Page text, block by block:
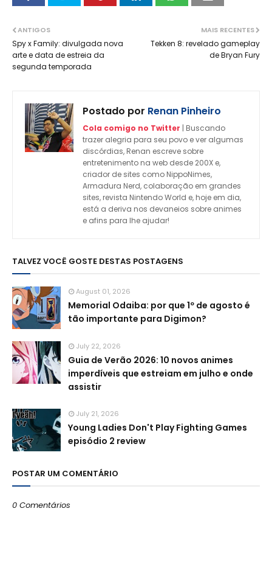
MAIS RECENTES
Tekken 8: revelado gameplay
de Bryan Fury
ANTIGOS
Spy x Family: divulgada nova
arte e data de estreia da
segunda temporada
Postado por Renan Pinheiro
Cola comigo no Twitter | Buscando
trazer alegria para seu povo e ver algumas
discórdias, Renan escreve sobre
entretenimento na web desde 200X e,
criador de sites como NippoNimes,
Armadura Nerd, colaboração em grandes
sites, revista Nintendo World e, hoje em dia,
está a deriva nos devaneios sobre animes
e afins para lhe ajudar!
TALVEZ VOCÊ GOSTE DESTAS POSTAGENS
August 01, 2026
Memorial Odaiba: por que 1º de agosto é
tão importante para Digimon?
July 22, 2026
Guia de Verão 2026: 10 novos animes
imperdíveis que estreiam em julho e onde
assistir
July 21, 2026
Young Ladies Don't Play Fighting Games
episódio 2 review
POSTAR UM COMENTÁRIO
0 Comentários